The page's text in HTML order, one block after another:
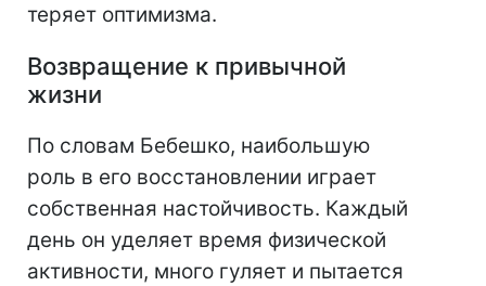
теряет оптимизма.
Возвращение к привычной
жизни
По словам Бебешко, наибольшую
роль в его восстановлении играет
собственная настойчивость. Каждый
день он уделяет время физической
активности, много гуляет и пытается